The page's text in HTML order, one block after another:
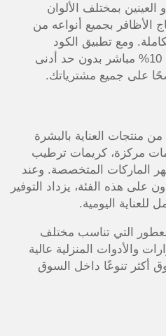
العينين بمختلف الألوان
الأظافر بجميع أنواعه من
ومع تطبيق الكود
تحصلين على خصم 10% مباشر بدون حد أدنى
على جميع مشترياتك.
منتجات العناية بالبشرة
مركزة، كريمات ترطيب
الماركات المتخصصة. وعند
هذه الفئة، يزداد التوفير
للعناية اليومية.
التي تناسب مختلف
والأدوات المنزلية عالية
أكثر تنوعًا داخل السوق